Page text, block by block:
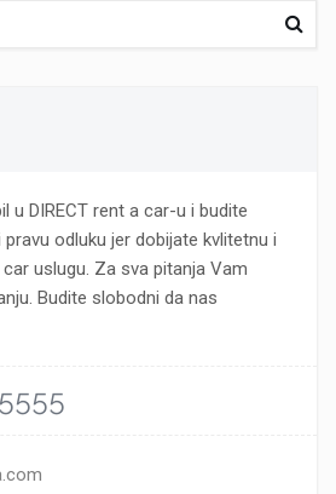
u DIRECT rent a car-u i budite
odluku jer dobijate kvlitetnu i
uslugu. Za sva pitanja Vam
Budite slobodni da nas